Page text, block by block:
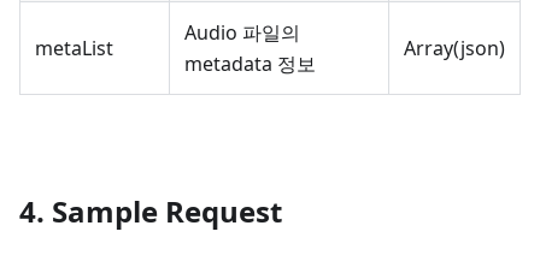
metaList
Audio 파일의
metadata 정보
Array(json)
4. Sample Request